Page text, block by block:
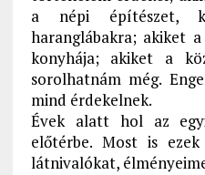
a népi építészet,
haranglábakra; akiket
konyhája; akiket a
sorolhatnám még.
mind érdekelnek.
Évek alatt hol az
előtérbe. Most is
látnivalókat,